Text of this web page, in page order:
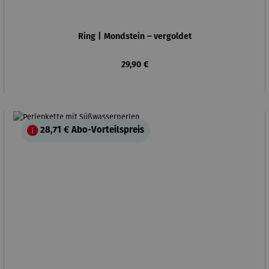
Ring | Mondstein – vergoldet
Regulärer Preis:
29,90 €
28,71 € Abo-Vorteilspreis